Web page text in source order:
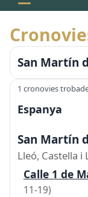
San Martín
1 cronovies
Espanya
San Martín
Lleó, Castella i
Calle 1 de
11-19)